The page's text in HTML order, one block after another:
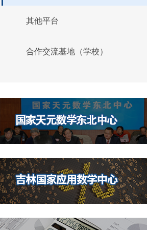
其他平台
合作交流基地（学校）